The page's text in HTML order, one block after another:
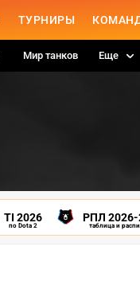
ТУРНИРЫ
Мир танков Еще
TI 2026
по Dota 2
РПЛ 2026-
таблица и